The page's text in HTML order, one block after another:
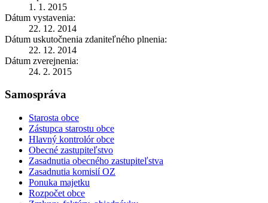
1. 1. 2015
Dátum vystavenia:
22. 12. 2014
Dátum uskutočnenia zdaniteľného plnenia:
22. 12. 2014
Dátum zverejnenia:
24. 2. 2015
Samospráva
Starosta obce
Zástupca starostu obce
Hlavný kontrolór obce
Obecné zastupiteľstvo
Zasadnutia obecného zastupiteľstva
Zasadnutia komisií OZ
Ponuka majetku
Rozpočet obce